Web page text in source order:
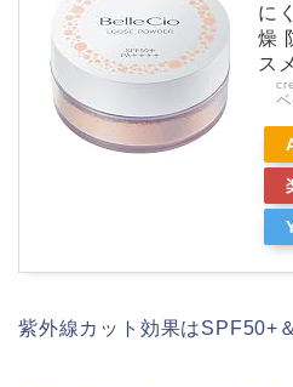
に
燥
ス
紫外線カット効果はSPF50+